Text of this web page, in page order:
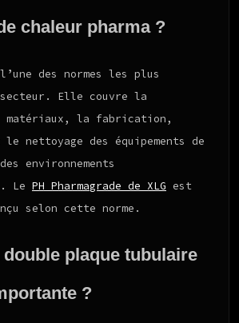
chaleur pharma ?
l’une des normes les plus
Elle couvre la
matériaux, la fabrication,
nettoyage des équipements de
environnements
Le PH Pharmagrade de XLG est
selon cette norme.
plaque tubulaire
?